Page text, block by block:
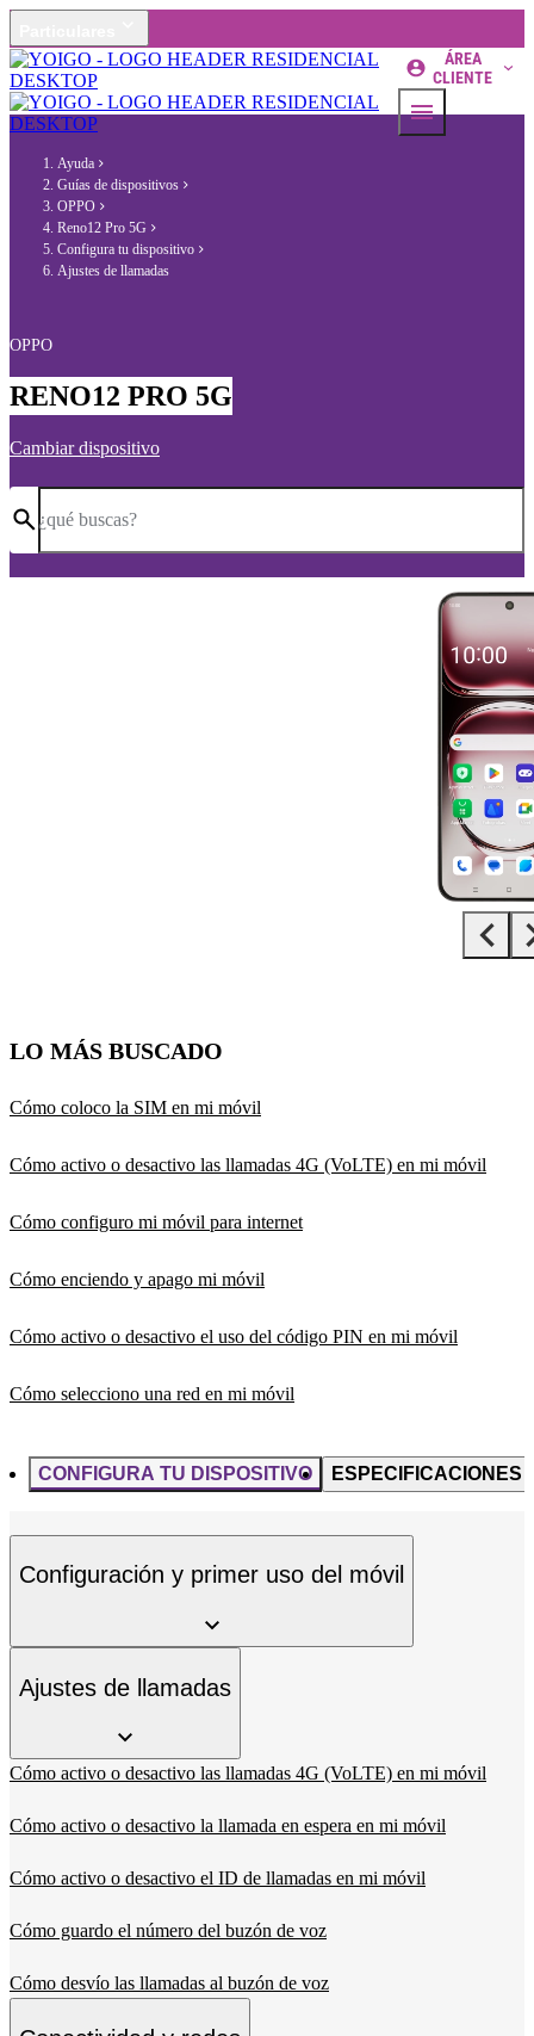
ÁREA
CLIENTE
Ayuda
Guías de dispositivos
OPPO
Reno12 Pro 5G
Configura tu dispositivo
Ajustes de llamadas
OPPO
RENO12 PRO 5G
Cambiar dispositivo
¿qué buscas?
LO MÁS BUSCADO
Cómo coloco la SIM en mi móvil
Cómo activo o desactivo las llamadas 4G (VoLTE) en mi móvil
Cómo configuro mi móvil para internet
Cómo enciendo y apago mi móvil
Cómo activo o desactivo el uso del código PIN en mi móvil
Cómo selecciono una red en mi móvil
CONFIGURA TU DISPOSITIVO ESPECIFICACIONES
Configuración y primer uso del móvil
Ajustes de llamadas
Cómo activo o desactivo las llamadas 4G (VoLTE) en mi móvil
Cómo activo o desactivo la llamada en espera en mi móvil
Cómo activo o desactivo el ID de llamadas en mi móvil
Cómo guardo el número del buzón de voz
Cómo desvío las llamadas al buzón de voz